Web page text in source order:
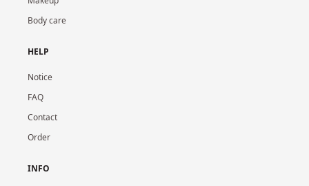
Body care
HELP
Notice
FAQ
Contact
Order
INFO